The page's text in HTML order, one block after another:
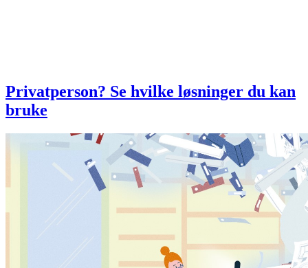
Privatperson? Se hvilke løsninger du kan
bruke